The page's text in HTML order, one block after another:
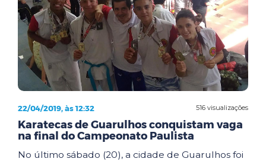
516 visualizações
22/04/2019, às 12:32
Karatecas de Guarulhos conquistam vaga
na final do Campeonato Paulista
No último sábado (20), a cidade de Guarulhos foi